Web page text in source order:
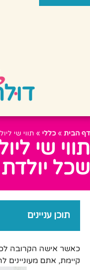
דף הבית » כללי » תווי שי
תווי שי
שכל
תוכן עניינים
כאשר אישה הקרובה
קיימת, אתם